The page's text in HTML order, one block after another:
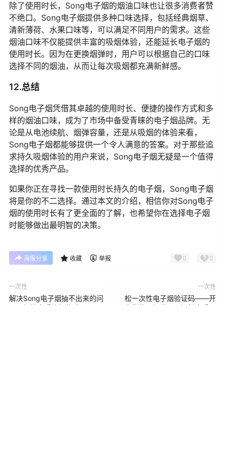
除了使用时长，Song电子烟的烟油口味也让很多消费者赞
不绝口。Song电子烟提供多种口味选择，包括经典烟草、
清新薄荷、水果口味等，可以满足不同用户的需求。这些
烟油口味不仅能提供丰富的吸烟体验，还能延长电子烟的
使用时长。因为在更换烟弹时，用户可以根据自己的口味
选择不同的烟油，从而让每次吸烟都充满新鲜感。
12.总结
Song电子烟凭借其卓越的使用时长、便捷的操作方式和多
样的烟油口味，成为了市场中备受青睐的电子烟品牌。无
论是从电池续航、烟弹容量，还是从吸烟的体验来看，
Song电子烟都能够提供一个令人满意的答案。对于那些追
求持久吸烟体验的用户来说，Song电子烟无疑是一个值得
选择的优秀产品。
如果你正在寻找一款使用时长持久的电子烟，Song电子烟
将是你的不二选择。通过本文的介绍，相信你对Song电子
烟的使用时长有了更全面的了解，也希望你在选择电子烟
时能够做出最明智的决策。
海报分享 收藏 举报 0 0
一次性
解决Song电子烟抽不出来的问
题，轻松享受流畅体验
一次性
松一次性电子烟验证码——开
启您的无烟世界，轻松享受健